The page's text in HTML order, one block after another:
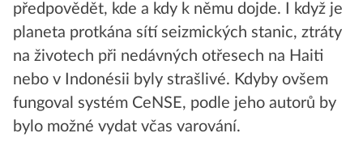
předpovědět, kde a kdy k němu dojde. I když je
planeta protkána sítí seizmických stanic, ztráty
na životech při nedávných otřesech na Haiti
nebo v Indonésii byly strašlivé. Kdyby ovšem
fungoval systém CeNSE, podle jeho autorů by
bylo možné vydat včas varování.